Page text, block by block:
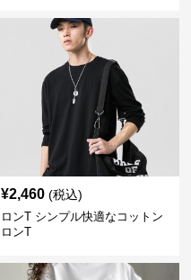
¥2,460 (税込)
ロンT シンプル快適なコットン
ロンT